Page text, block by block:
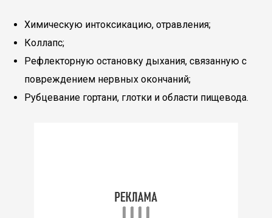
Химическую интоксикацию, отравления;
Коллапс;
Рефлекторную остановку дыхания, связанную с
повреждением нервных окончаний;
Рубцевание гортани, глотки и области пищевода.